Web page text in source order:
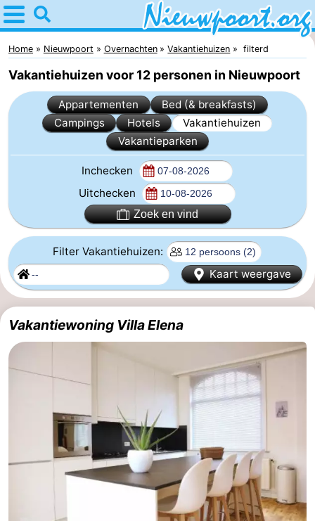
Home
Nieuwpoort
Tips
Voor
Appartementen
-
Holiday
Suites
Nieuwpoort
Holiday
Suites
Westende
Bed
(&
breakfasts)
Campings
Hotels
Nieuwpoort
Oostduinkerke
Home Nieuwpoort Overnachten Vakantiehuizen filterd
Vakantiehuizen voor 12 personen in Nieuwpoort
Appartementen
Bed (& breakfasts)
Campings
Hotels
Vakantiehuizen
Vakantieparken
Inchecken
Uitchecken
Zoek en vind
Filter Vakantiehuizen:
Kaart weergave
Vakantiewoning Villa Elena